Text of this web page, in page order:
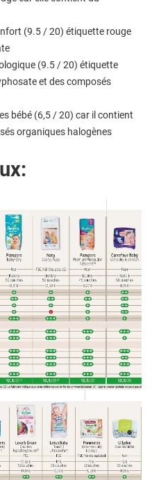
(9.5 / 20) étiquette rouge
(9.5 / 20) étiquette
et des composés
bébé (6,5 / 20) car il contient
organiques halogènes